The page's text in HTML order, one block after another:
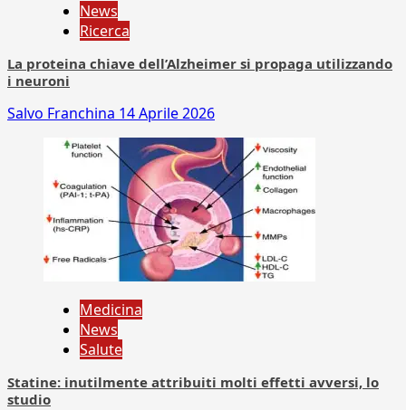
News
Ricerca
La proteina chiave dell’Alzheimer si propaga utilizzando
i neuroni
Salvo Franchina 14 Aprile 2026
Medicina
News
Salute
Statine: inutilmente attribuiti molti effetti avversi, lo
studio